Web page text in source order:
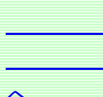
社会